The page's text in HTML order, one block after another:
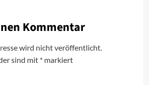
Kommentar
wird nicht veröffentlicht.
sind mit *markiert